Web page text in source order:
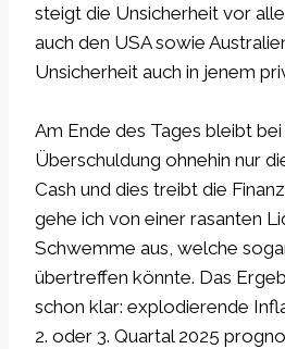
steigt die Unsicherheit vor
auch den USA sowie
Unsicherheit auch in jenem
Am Ende des Tages bleibt
Überschuldung ohnehin nur
Cash und dies treibt die
gehe ich von einer rasanten
Schwemme aus, welche
übertreffen könnte. Das
schon klar: explodierende
2. oder 3. Quartal 2025